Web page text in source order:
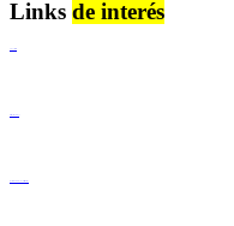
Links de interés